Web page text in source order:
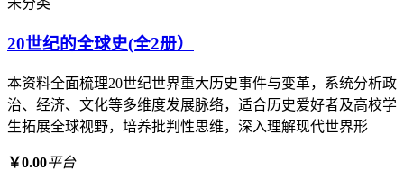
未分类
20世纪的全球史(全2册）
本资料全面梳理20世纪世界重大历史事件与变革，系统分析政
治、经济、文化等多维度发展脉络，适合历史爱好者及高校学
生拓展全球视野，培养批判性思维，深入理解现代世界形
￥0.00平台